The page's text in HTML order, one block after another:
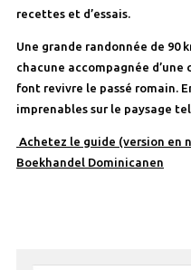
recettes et d’essais.
Une grande randonnée de 90
chacune accompagnée
font revivre le passé romain.
imprenables sur le paysage tel
Achetez le guide (version en
Boekhandel Dominicanen